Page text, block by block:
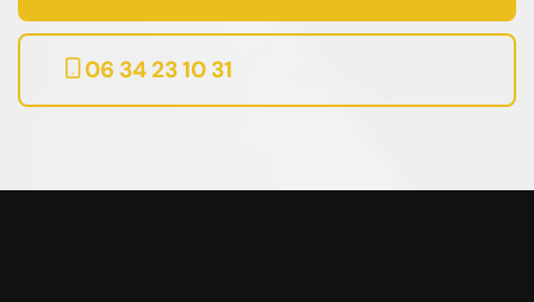
06 34 23 10 31